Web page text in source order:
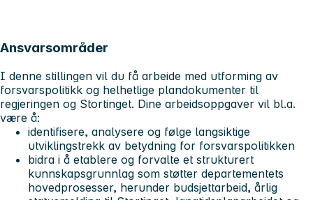
Ansvarsområder
I denne stillingen vil du få arbeide med utforming av
forsvarspolitikk og helhetlige plandokumenter til
regjeringen og Stortinget. Dine arbeidsoppgaver vil bl.a.
være å:
identifisere, analysere og følge langsiktige
utviklingstrekk av betydning for forsvarspolitikken
bidra i å etablere og forvalte et strukturert
kunnskapsgrunnlag som støtter departementets
hovedprosesser, herunder budsjettarbeid, årlig